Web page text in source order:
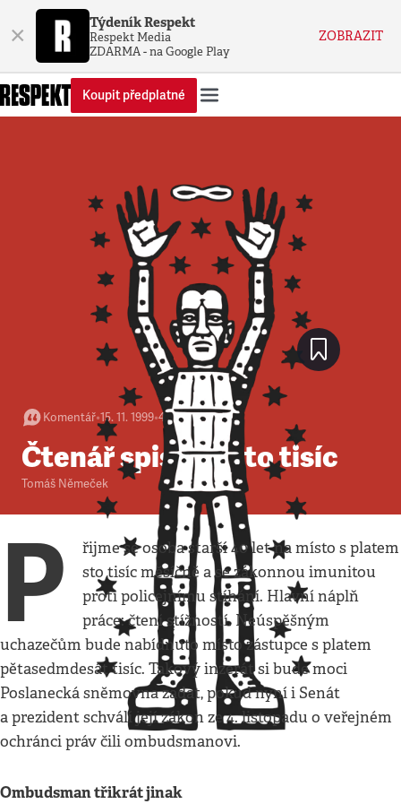
× Týdeník Respekt
Respekt Media
ZDARMA - na Google Play
ZOBRAZIT
Koupit předplatné
Komentář•15. 11. 1999•4 minuty
Čtenář spisů za sto tisíc
Tomáš Němeček
P
řijme se osoba starší 40 let na místo s platem
sto tisíc měsíčně a se zákonnou imunitou
proti policejnímu stíhání. Hlavní náplň
práce: čtení stížností. Neúspěšným
uchazečům bude nabídnuto místo zástupce s platem
pětasedmdesát tisíc. Takový inzerát si bude moci
Poslanecká sněmovna zadat, pokud nyní i Senát
a prezident schválí její zákon ze 4. listopadu o veřejném
ochránci práv čili ombudsmanovi.
Ombudsman třikrát jinak